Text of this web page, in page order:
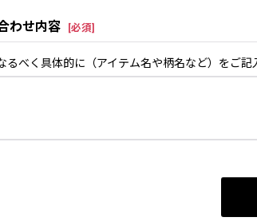
わせ内容 [必須]
るべく具体的に（アイテム名や柄名など）をご記